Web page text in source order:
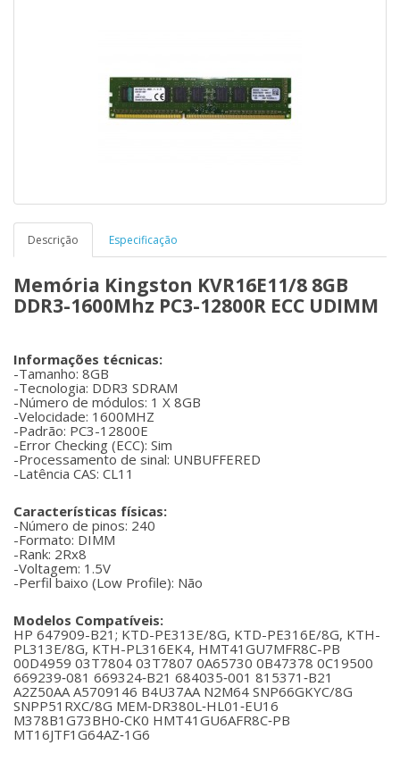
Descrição Especificação
Memória Kingston KVR16E11/8 8GB
DDR3-1600Mhz PC3-12800R ECC UDIMM
Informações técnicas:
-Tamanho: 8GB
-Tecnologia: DDR3 SDRAM
-Número de módulos: 1 X 8GB
-Velocidade: 1600MHZ
-Padrão: PC3-12800E
-Error Checking (ECC): Sim
-Processamento de sinal: UNBUFFERED
-Latência CAS: CL11
Características físicas:
-Número de pinos: 240
-Formato: DIMM
-Rank: 2Rx8
-Voltagem: 1.5V
-Perfil baixo (Low Profile): Não
Modelos Compatíveis:
HP 647909-B21; KTD-PE313E/8G, KTD-PE316E/8G, KTH-
PL313E/8G, KTH-PL316EK4, HMT41GU7MFR8C-PB
00D4959 03T7804 03T7807 0A65730 0B47378 0C19500
669239‐081 669324‐B21 684035‐001 815371‐B21
A2Z50AA A5709146 B4U37AA N2M64 SNP66GKYC/8G
SNPP51RXC/8G MEM‐DR380L‐HL01‐EU16
M378B1G73BH0‐CK0 HMT41GU6AFR8C‐PB
MT16JTF1G64AZ‐1G6